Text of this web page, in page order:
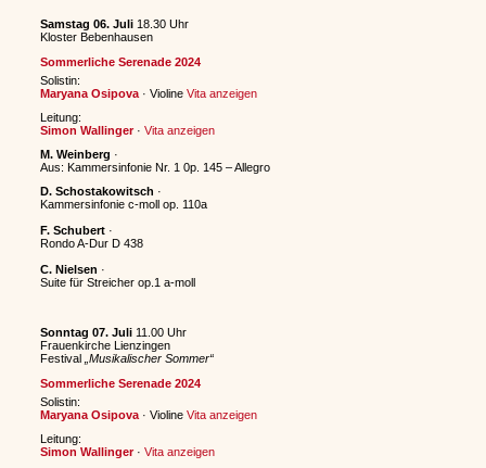
Samstag 06. Juli 18.30 Uhr
Kloster Bebenhausen
Sommerliche Serenade 2024
Solistin:
Maryana Osipova · Violine Vita anzeigen
Leitung:
Simon Wallinger· Vita anzeigen
M. Weinberg ·
Aus: Kammersinfonie Nr. 1 0p. 145 – Allegro
D. Schostakowitsch ·
Kammersinfonie c-moll op. 110a
F. Schubert·
Rondo A-Dur D 438
C. Nielsen ·
Suite für Streicher op.1 a-moll
Sonntag 07. Juli 11.00 Uhr
Frauenkirche Lienzingen
Festival „Musikalischer Sommer“
Sommerliche Serenade 2024
Solistin:
Maryana Osipova · Violine Vita anzeigen
Leitung:
Simon Wallinger· Vita anzeigen